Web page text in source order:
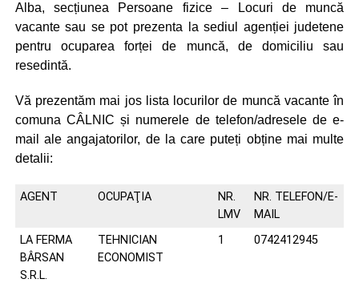
Alba, secțiunea Persoane fizice – Locuri de muncă
vacante sau se pot prezenta la sediul agenției judetene
pentru ocuparea forței de muncă, de domiciliu sau
resedintă.
Vă prezentăm mai jos lista locurilor de muncă vacante în
comuna CÂLNIC și numerele de telefon/adresele de e-
mail ale angajatorilor, de la care puteți obține mai multe
detalii:
AGENT OCUPAŢIA
NR.
LMV
NR. TELEFON/E-
MAIL
LA FERMA
BÂRSAN
S.R.L.
TEHNICIAN
ECONOMIST
1 0742412945